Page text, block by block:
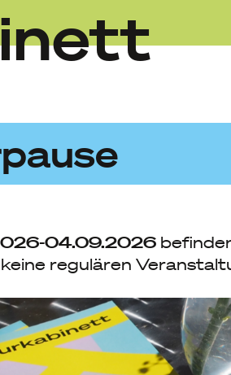
04.09.2026
regulären